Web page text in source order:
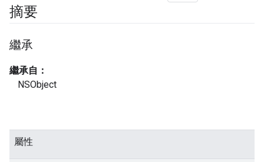
摘要
繼承
繼承自：
NSObject
屬性